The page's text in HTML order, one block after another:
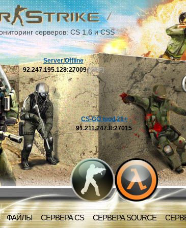
серверов: CS 1.6 и CSS
ФАЙЛЫ СЕРВЕРА CS СЕРВЕРА SOURCE
Server Offline
92.247.195.128:27009[OFF]
CS-GO mod 21+
91.211.247.8:27015